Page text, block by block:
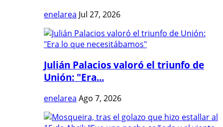
enelarea Jul 27, 2026
Julián Palacios valoró el triunfo de
Unión: "Era...
enelarea Ago 7, 2026